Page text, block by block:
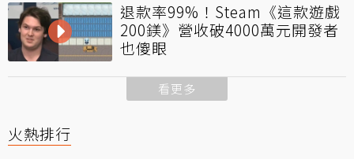
退款率99%！Steam《這款遊戲
200鎂》營收破4000萬元開發者
也傻眼
看更多
火熱排行